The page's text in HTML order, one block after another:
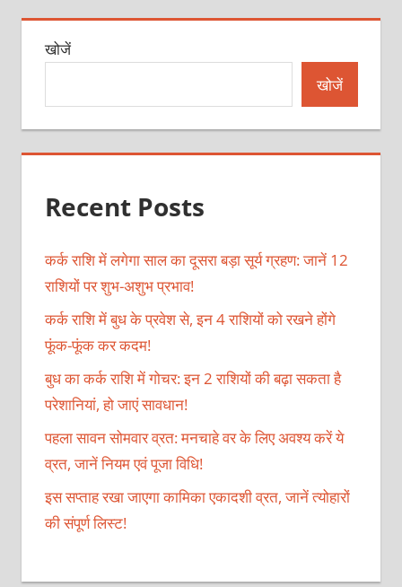
खोजें
खोजें
Recent Posts
कर्क राशि में लगेगा साल का दूसरा बड़ा सूर्य ग्रहण: जानें 12
राशियों पर शुभ-अशुभ प्रभाव!
कर्क राशि में बुध के प्रवेश से, इन 4 राशियों को रखने होंगे
फूंक-फूंक कर कदम!
बुध का कर्क राशि में गोचर: इन 2 राशियों की बढ़ा सकता है
परेशानियां, हो जाएं सावधान!
पहला सावन सोमवार व्रत: मनचाहे वर के लिए अवश्य करें ये
व्रत, जानें नियम एवं पूजा विधि!
इस सप्ताह रखा जाएगा कामिका एकादशी व्रत, जानें त्योहारों
की संपूर्ण लिस्ट!